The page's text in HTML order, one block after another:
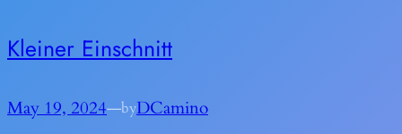
Kleiner Einschnitt
May 19, 2024—byDCamino